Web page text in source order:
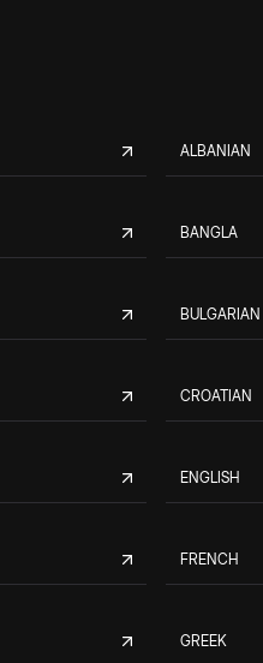
ALBANIAN
BANGLA
BULGARIAN
CROATIAN
ENGLISH
FRENCH
GREEK